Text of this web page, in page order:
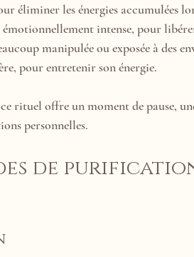
éliminer les énergies accumulées
intense, pour
manipulée ou exposée à des
pour entretenir son énergie.
rituel offre un moment de pause,
personnelles.
de